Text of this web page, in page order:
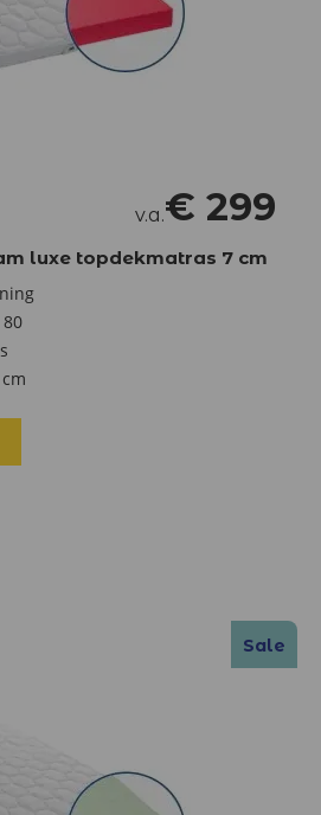
v.a.€ 299
luxe topdekmatras 7 cm
Sale